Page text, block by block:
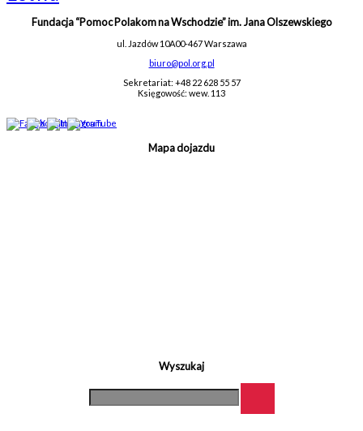
Fundacja “Pomoc Polakom na Wschodzie” im. Jana Olszewskiego
ul. Jazdów 10A00-467 Warszawa
biuro@pol.org.pl
Sekretariat: +48 22 628 55 57
Księgowość: wew. 113
Mapa dojazdu
Wyszukaj